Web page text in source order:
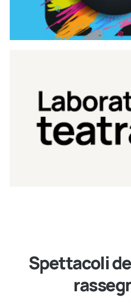
Laboratorio
Laboratorio di teatro del Teatro
Continua
Spettacoli